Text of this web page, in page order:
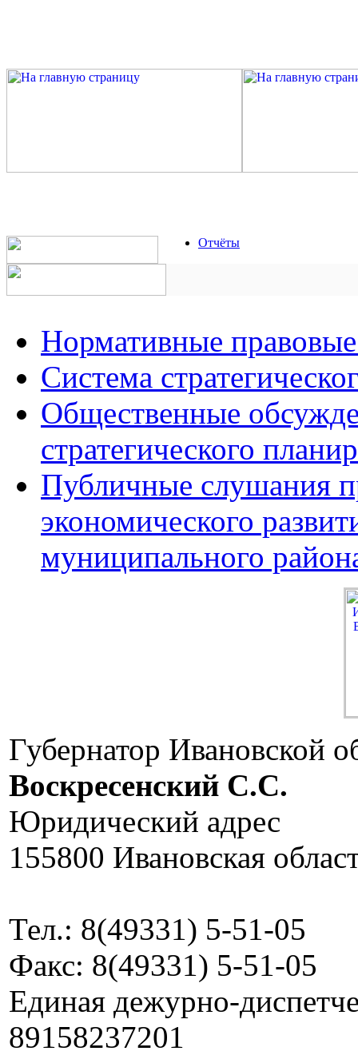
Отчёты
Нормативные
Система
Общественные
стратегического
Публичные слушания
экономического
муниципального
Губернатор Ивановской
Воскресенский C.C.
Юридический адрес
155800 Ивановская
Тел.: 8(49331) 5-51-05
Факс: 8(49331) 5-51-05
Единая дежурно-
89158237201